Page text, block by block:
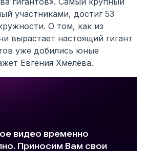
участниками, достиг 53
О том, как из
вырастает настоящий гигант
уже добились юные
Евгения Хмелёва.